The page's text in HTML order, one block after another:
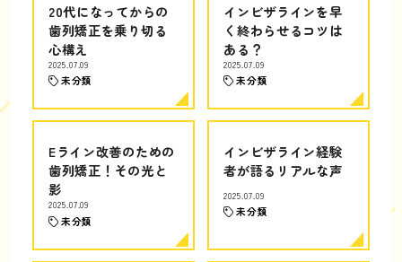
20代になってからの
歯列矯正を乗り切る
心構え
2025.07.09
未分類
インビザラインを早
く終わらせるコツは
ある？
2025.07.09
未分類
Eライン改善のための
歯列矯正！その光と
影
2025.07.09
未分類
インビザライン経験
者が語るリアルな声
2025.07.09
未分類